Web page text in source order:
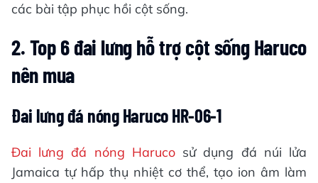
các bài tập phục hồi cột sống.
2. Top 6 đai lưng hỗ trợ cột sống Haruco
nên mua
Đai lưng đá nóng Haruco HR-06-1
Đai lưng đá nóng Harucosử dụng đá núi lửa
Jamaica tự hấp thụ nhiệt cơ thể, tạo ion âm làm